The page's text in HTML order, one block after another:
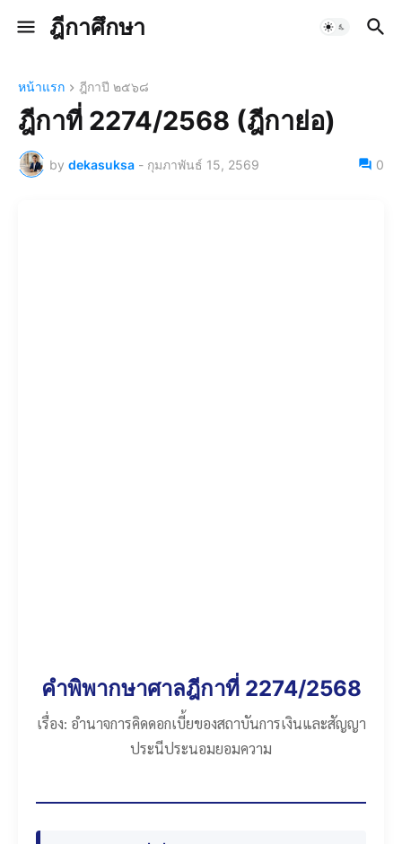
ฎีกาศึกษา
หน้าแรก ฎีกาปี ๒๕๖๘
ฎีกาที่ 2274/2568 (ฎีกาย่อ)
by dekasuksa - กุมภาพันธ์ 15, 2569 0
คำพิพากษาศาลฎีกาที่ 2274/2568
เรื่อง: อำนาจการคิดดอกเบี้ยของสถาบันการเงินและสัญญา
ประนีประนอมยอมความ